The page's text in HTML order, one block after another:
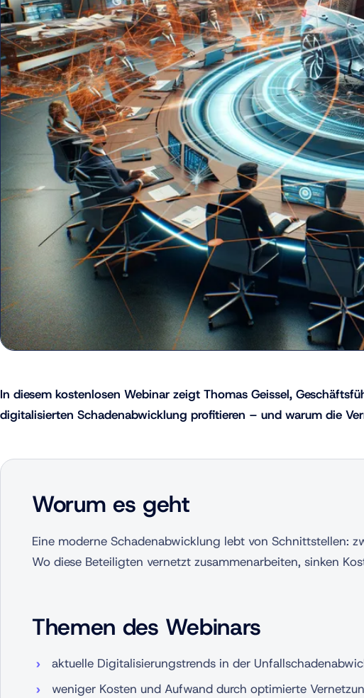
In diesem kostenlosen Webinar zeigt Thomas Geissel,
digitalisierten Schadenabwicklung profitieren – und warum die
Worum es geht
Eine moderne Schadenabwicklung lebt von Schnittstellen:
Wo diese Beteiligten vernetzt zusammenarbeiten, sinken
Themen des Webinars
aktuelle Digitalisierungstrends in der
weniger Kosten und Aufwand durch optimierte